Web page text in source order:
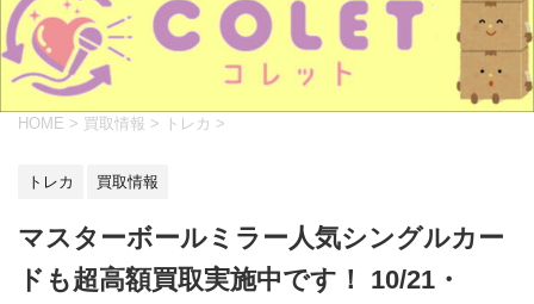
HOME > 買取情報 > トレカ >
トレカ 買取情報
マスターボールミラー人気シングルカー
ドも超高額買取実施中です！ 10/21・